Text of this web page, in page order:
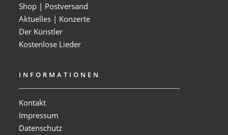
Shop | Postversand
Aktuelles | Konzerte
Der Künstler
Kostenlose Lieder
INFORMATIONEN
Kontakt
Impressum
Datenschutz